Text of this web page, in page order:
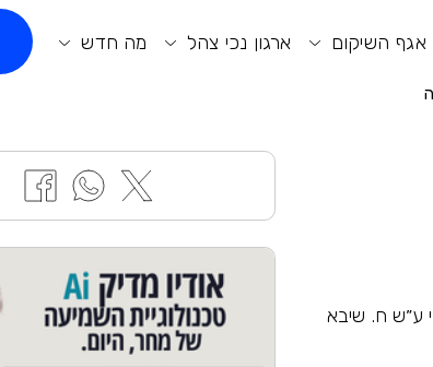
אגף השיקום ארגון נכי צהל מה חדש
ע״ש ח. שיבא
תפריט נגישות קורא התוכן